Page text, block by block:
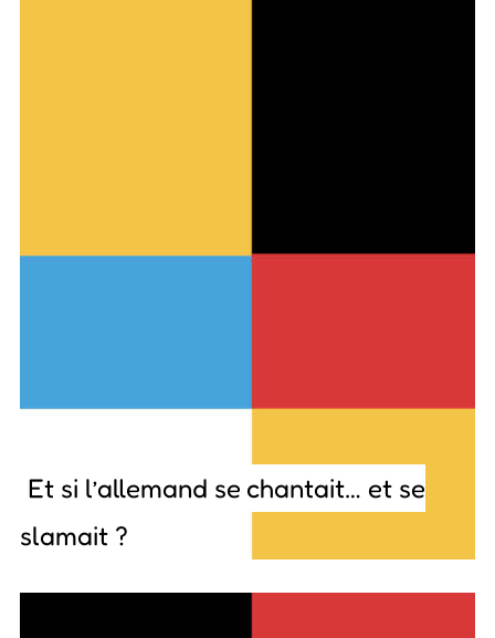
Et si l’allemand se chantait… et se
slamait ?